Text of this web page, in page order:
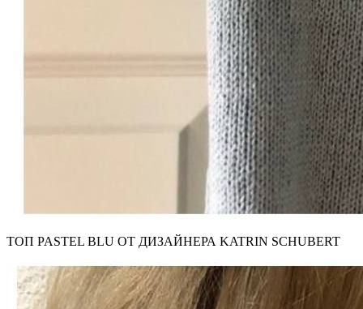
ТОП PASTEL BLU ОТ ДИЗАЙНЕРА KATRIN SCHUBERT